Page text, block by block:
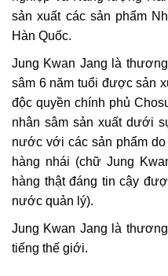
sản xuất các sản phẩm
Hàn Quốc.
Jung Kwan Jang là
sâm 6 năm tuổi được sản
độc quyền chính phủ
nhân sâm sản xuất dưới
nước với các sản phẩm
hàng nhái (chữ Jung
hàng thật đáng tin cậy
nước quản lý).
Jung Kwan Jang là
tiếng thế giới.